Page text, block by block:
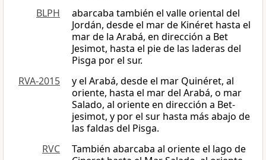
BLPH
abarcaba también el valle oriental del
Jordán, desde el mar de Kinéret hasta el
mar de la Arabá, en dirección a Bet
Jesimot, hasta el pie de las laderas del
Pisga por el sur.
RVA-2015
y el Arabá, desde el mar Quinéret, al
oriente, hasta el mar del Arabá, o mar
Salado, al oriente en dirección a Bet-
jesimot, y por el sur hasta más abajo de
las faldas del Pisga.
RVC
También abarcaba al oriente el lago de